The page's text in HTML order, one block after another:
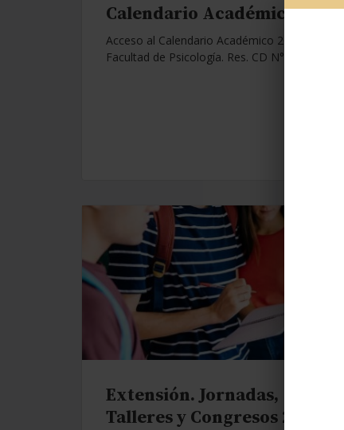
Calendario Académico 2026.
Acceso al Calendario Académico 2026 de la
Facultad de Psicología. Res. CD N°1112/25.
Extensión. Jornadas,
Talleres y Congresos 2026.